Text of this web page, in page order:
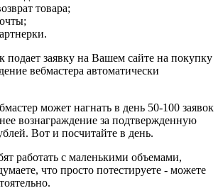
товара;
подает заявку на Вашем сайте на покупку
вебмастера автоматически
может нагнать в день 50-100 заявок
вознаграждение за подтвержденную
Вот и посчитайте в день.
работать с маленькими объемами,
что просто потестируете - можете